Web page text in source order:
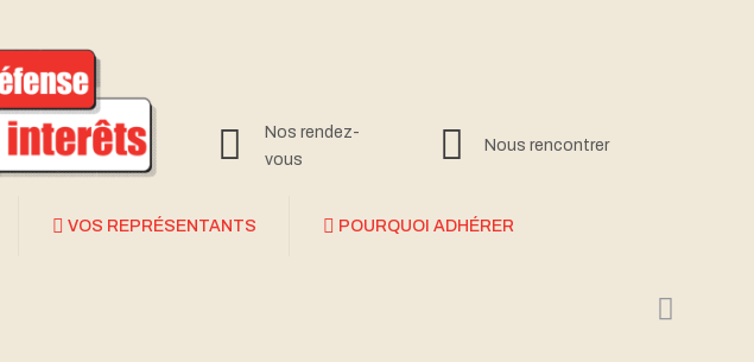
Nos rendez-
vous
Nous rencontrer
VOS REPRÉSENTANTS POURQUOI ADHÉRER